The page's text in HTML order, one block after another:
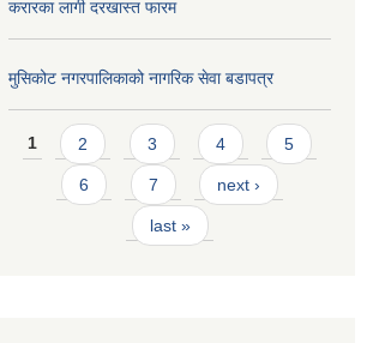
करारका लागी दरखास्त फारम
मुसिकोट नगरपालिकाको नागरिक सेवा बडापत्र
Pages
1 2 3 4 5
6 7 next ›
last »